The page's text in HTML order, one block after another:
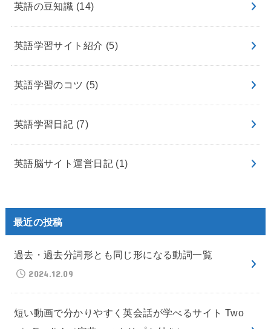
英語の豆知識 (14)
英語学習サイト紹介 (5)
英語学習のコツ (5)
英語学習日記 (7)
英語脳サイト運営日記 (1)
最近の投稿
過去・過去分詞形とも同じ形になる動詞一覧
2024.12.09
短い動画で分かりやすく英会話が学べるサイト Two